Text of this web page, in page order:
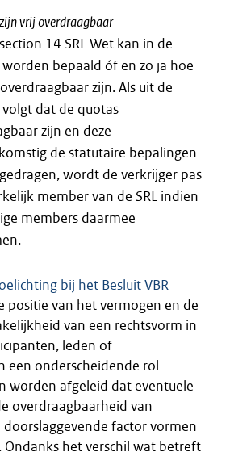
vrij overdraagbaar
14 SRL Wet kan in de
bepaald óf en zo ja hoe
overdraagbaar zijn. Als uit de
dat de quotas
zijn en deze
de statutaire bepalingen
wordt de verkrijger pas
member van de SRL indien
members daarmee
bij het Besluit VBR
positie van het vermogen en de
van een rechtsvorm in
leden of
een onderscheidende rol
worden afgeleid dat eventuele
overdraagbaarheid van
factor vormen
Ondanks het verschil wat betreft